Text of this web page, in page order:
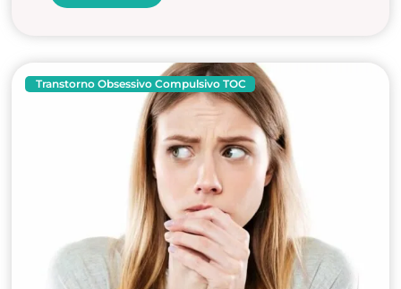
Transtorno Obsessivo Compulsivo TOC